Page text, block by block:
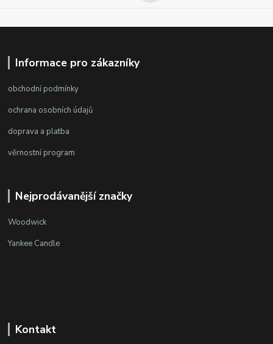
Informace pro zákazníky
obchodní podmínky
ochrana osobních údajů
doprava a platba
věrnostní program
Nejprodávanější značky
Woodwick
Yankee Candle
Kontakt